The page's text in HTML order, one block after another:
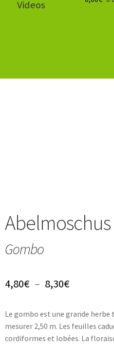
Videos
Gombo
4,80€ – 8,30€Plage
prix :
4,80€
Le gombo est une grande
mesurer 2,50 m. Les feuilles
cordiformes et lobées. La